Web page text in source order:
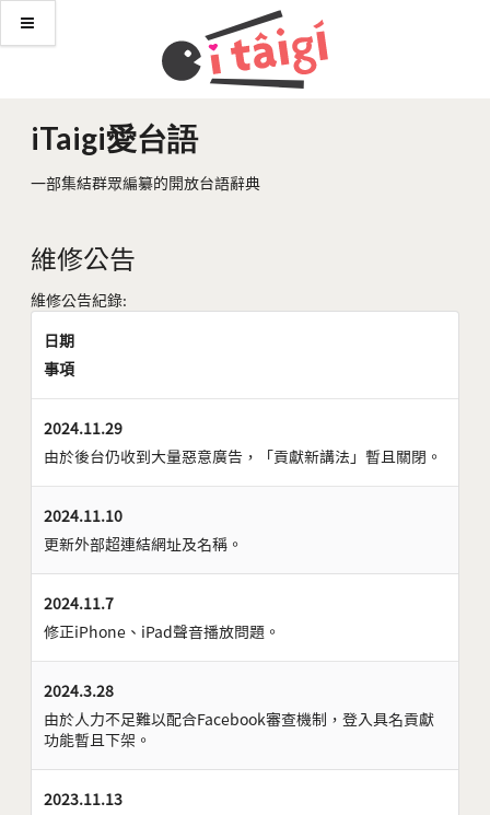
iTaigi愛台語
一部集結群眾編纂的開放台語辭典
維修公告
維修公告紀錄:
日期
事項
2024.11.29
由於後台仍收到大量惡意廣告，「貢獻新講法」暫且關閉。
2024.11.10
更新外部超連結網址及名稱。
2024.11.7
修正iPhone、iPad聲音播放問題。
2024.3.28
由於人力不足難以配合Facebook審查機制，登入具名貢獻
功能暫且下架。
2023.11.13